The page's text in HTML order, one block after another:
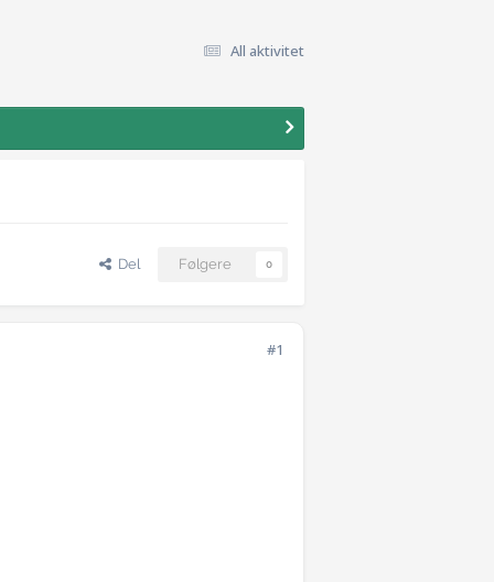
All aktivitet
Del Følgere 0
#1